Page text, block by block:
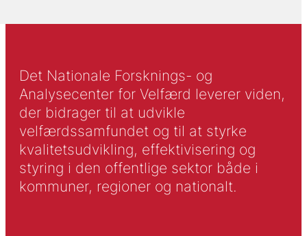
Det Nationale Forsknings- og
Analysecenter for Velfærd leverer viden,
der bidrager til at udvikle
velfærdssamfundet og til at styrke
kvalitetsudvikling, effektivisering og
styring i den offentlige sektor både i
kommuner, regioner og nationalt.